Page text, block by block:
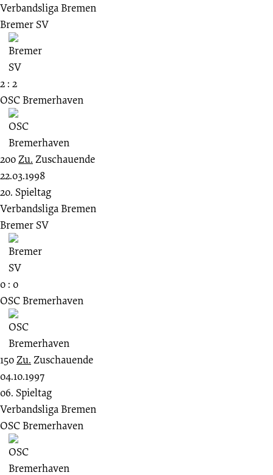
Verbandsliga Bremen
Bremer SV
2 : 2
OSC Bremerhaven
200Zu. Zuschauende
22.03.1998
20. Spieltag
Verbandsliga Bremen
Bremer SV
0 : 0
OSC Bremerhaven
150Zu. Zuschauende
04.10.1997
06. Spieltag
Verbandsliga Bremen
OSC Bremerhaven